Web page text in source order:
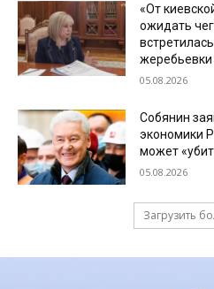
«От
ожидать
жеребьевки
05.08.2026
Собянин
экономики
может
05.08.2026
Загрузить